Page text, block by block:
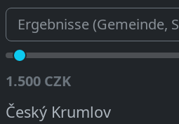
1.500 CZK
Český Krumlov